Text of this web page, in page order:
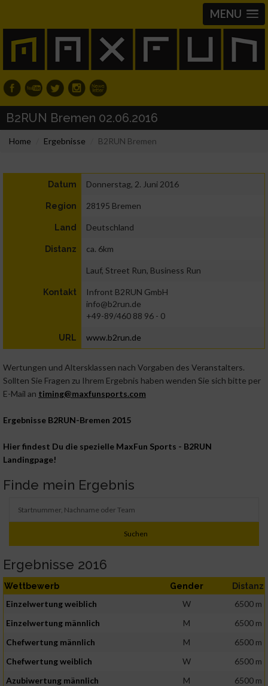
MENU
B2RUN Bremen 02.06.2016
Home Ergebnisse B2RUN Bremen
Datum Donnerstag, 2. Juni 2016
Region 28195 Bremen
Land Deutschland
Distanz ca. 6km
Lauf, Street Run, Business Run
Kontakt
Infront B2RUN GmbH
info@b2run.de
+49-89/460 88 96 - 0
URL www.b2run.de
Wertungen und Altersklassen nach Vorgaben des Veranstalters.
Sollten Sie Fragen zu Ihrem Ergebnis haben wenden Sie sich bitte per
E-Mail an timing@maxfunsports.com
Ergebnisse B2RUN-Bremen 2015
Hier findest Du die spezielle MaxFun Sports - B2RUN
Landingpage!
Finde mein Ergebnis
Ergebnisse 2016
Wettbewerb Gender Distanz
Einzelwertung weiblich W
6500 m
Einzelwertung männlich
M
6500 m
Chefwertung männlich
M
6500 m
Chefwertung weiblich
W
6500 m
Azubiwertung männlich
M
6500 m